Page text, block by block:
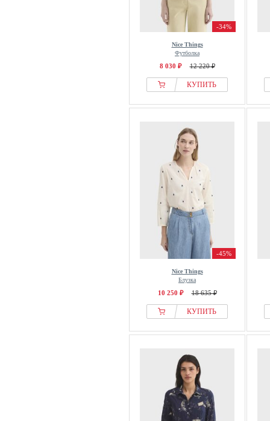
-34%
Nice Things
Футболка
8 030 ₽ 12 220 ₽
КУПИТЬ
-45%
Nice Things
Блузка
10 250 ₽ 18 635 ₽
КУПИТЬ